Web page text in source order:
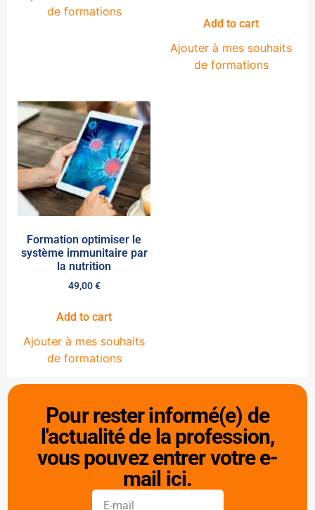
de formations
Add to cart
Ajouter à mes souhaits
de formations
Formation optimiser le
système immunitaire par
la nutrition
49,00€
Add to cart
Ajouter à mes souhaits
de formations
Pour rester informé(e) de
l'actualité de la profession,
vous pouvez entrer votre e-
mail ici.